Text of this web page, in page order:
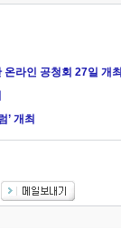
라인 공청회 27일 개최
’ 개최